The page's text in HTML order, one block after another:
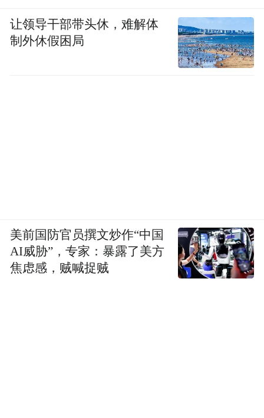
让领导干部带头休，难解体
制外休假困局
美前国防官员撰文炒作“中国
AI威胁”，专家：暴露了美方
焦虑感，贼喊捉贼